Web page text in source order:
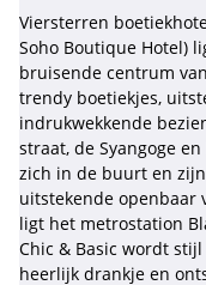
Viersterren
Soho Boutique Hotel)
bruisende centrum
trendy boetiekjes,
indrukwekkende
straat, de Syangoge
zich in de buurt en
uitstekende openbaar
ligt het metrostation
Chic & Basic wordt
heerlijk drankje en